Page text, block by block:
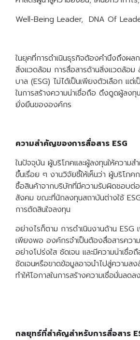
Well-Being Leader, DNA Of
ในยุคที่การดำเนินธุรกิจต้องคำนึงถึงผล
สิ่งแวดล้อม การสื่อสารด้านสิ่งแวดล้อม
บาล (ESG) ไม่ได้เป็นเพียงตัวเลือก แต่
ในการสร้างความน่าเชื่อถือ ดึงดูดผู้ลงทุ
ยั่งยืนขององค์กร
ความสำคัญของการสื่อสาร ESG
ในปัจจุบัน ผู้บริโภคและผู้ลงทุนให้ความ
ขึ้นเรื่อย ๆ งานวิจัยชี้ให้เห็นว่า ผู้บริโภ
ซื้อสินค้าจากบริษัทที่มีความรับผิดชอบต่
สังคม ขณะที่นักลงทุนสถาบันต่างใช้
การตัดสินใจลงทุน
อย่างไรก็ตาม การดำเนินงานด้าน ESG
เพียงพอ องค์กรจำเป็นต้องสื่อสารควา
อย่างโปร่งใส ชัดเจน และมีความน่าเชื่อ
ชัดเจนหรือขาดข้อมูลอาจนำไปสู่ความสง
ทำให้โอกาสในการสร้างความเชื่อมั่นลดลง
กลยุทธ์ที่สำคัญสำหรับการสื่อสาร